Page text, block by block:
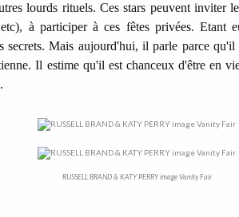
lourds rituels. Ces stars peuvent inviter
à participer à ces fêtes privées. Etant
secrets. Mais aujourd'hui, il parle parce qu'il
Il estime qu'il est chanceux d'être en
RUSSELL BRAND & KATY PERRY image Vanity Fair